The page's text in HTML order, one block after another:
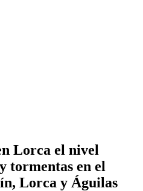
Lorca el nivel
tormentas en el
Lorca y Águilas